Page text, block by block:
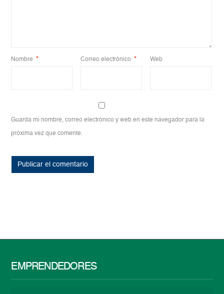
Nombre * Correo electrónico * Web
Guarda mi nombre, correo electrónico y web en este navegador para la
próxima vez que comente.
EMPRENDEDORES